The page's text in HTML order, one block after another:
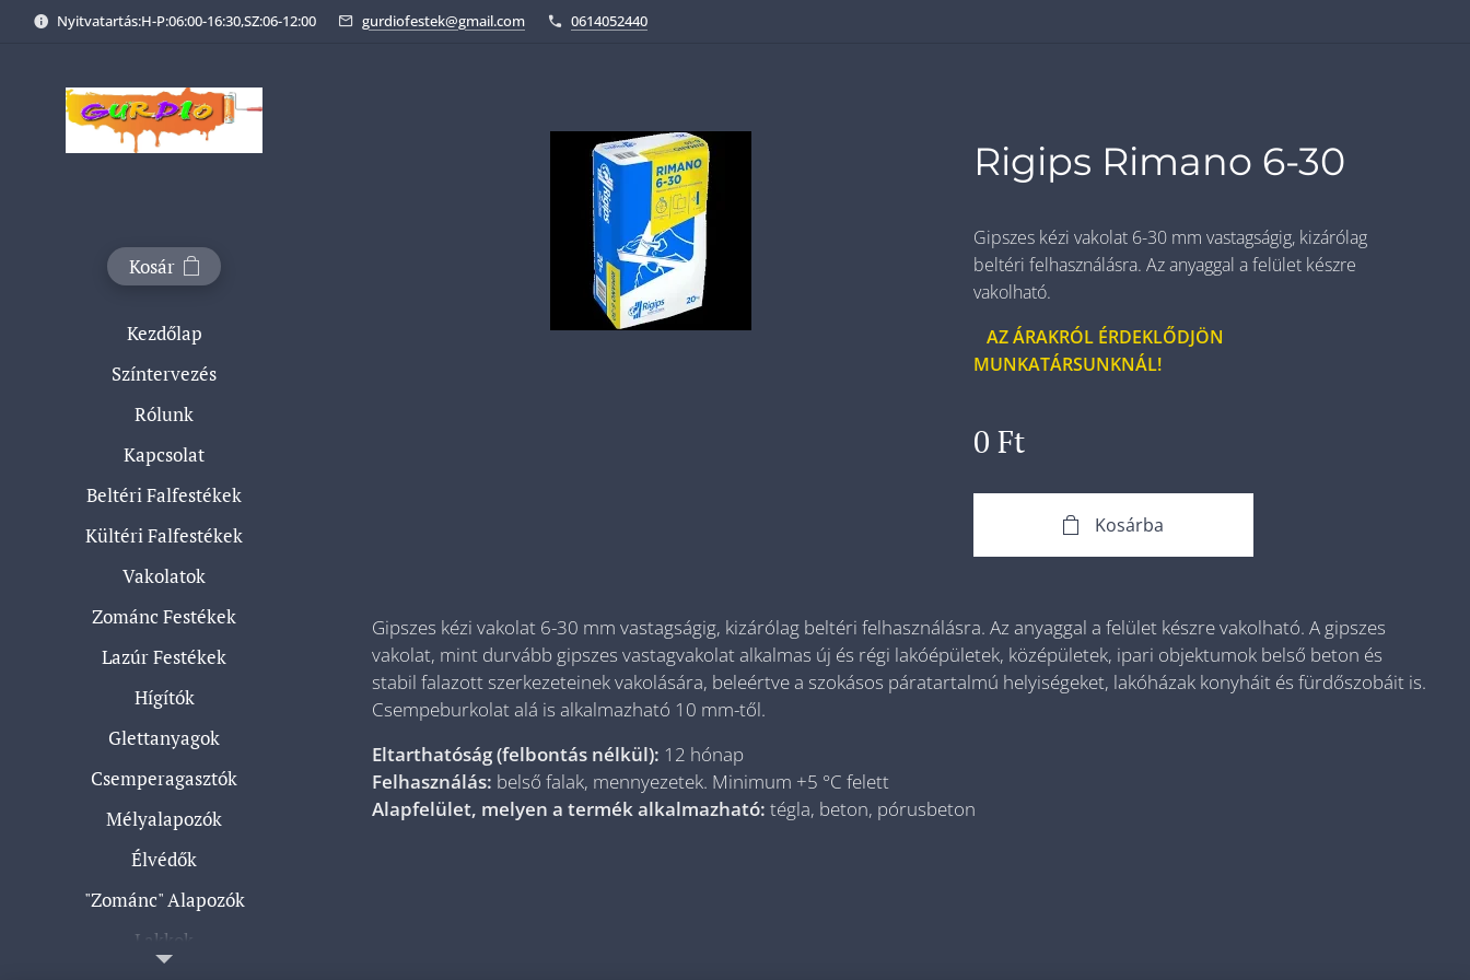
Nyitvatartás:H-P:06:00-16:30,SZ:06-12:00 gurdiofestek@gmail.com 0614052440
Kosár
Kezdőlap
Színtervezés
Rólunk
Kapcsolat
Beltéri Falfestékek
Kültéri Falfestékek
Vakolatok
Zománc Festékek
Lazúr Festékek
Hígítók
Glettanyagok
Csemperagasztók
Mélyalapozók
Élvédők
"Zománc" Alapozók
Lakkok
Rigips Rimano 6-30
Gipszes kézi vakolat 6-30 mm vastagságig, kizárólag
beltéri felhasználásra. Az anyaggal a felület készre
vakolható.
AZ ÁRAKRÓL ÉRDEKLŐDJÖN
MUNKATÁRSUNKNÁL!
0 Ft
Kosárba
Gipszes kézi vakolat 6-30 mm vastagságig, kizárólag beltéri felhasználásra. Az anyaggal a felület készre vakolható. A gipszes
vakolat, mint durvább gipszes vastagvakolat alkalmas új és régi lakóépületek, középületek, ipari objektumok belső beton és
stabil falazott szerkezeteinek vakolására, beleértve a szokásos páratartalmú helyiségeket, lakóházak konyháit és fürdőszobáit is.
Csempeburkolat alá is alkalmazható 10 mm-től.
Eltarthatóság (felbontás nélkül): 12 hónap
Felhasználás: belső falak, mennyezetek. Minimum +5 °C felett
Alapfelület, melyen a termék alkalmazható: tégla, beton, pórusbeton